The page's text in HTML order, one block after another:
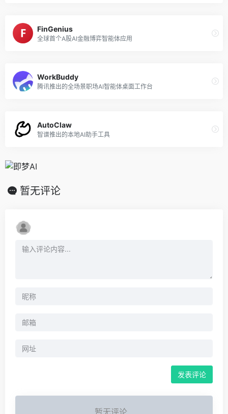
FinGenius
全球首个A股AI金融博弈智能体应用
WorkBuddy
腾讯推出的全场景职场AI智能体桌面工作台
AutoClaw
智谱推出的本地AI助手工具
暂无评论
暂无评论...